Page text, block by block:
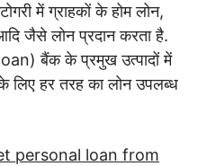
में ग्राहकों के होम लोन,
जैसे लोन प्रदान करता है.
बैंक के प्रमुख उत्पादों में
लिए हर तरह का लोन उपलब्ध
personal loan from